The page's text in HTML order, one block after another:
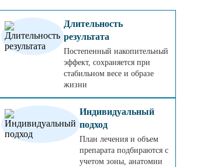
Длительность
результата
Постепенный накопительный
эффект, сохраняется при
стабильном весе и образе
жизни
Индивидуальный
подход
План лечения и объем
препарата подбираются с
учетом зоны, анатомии